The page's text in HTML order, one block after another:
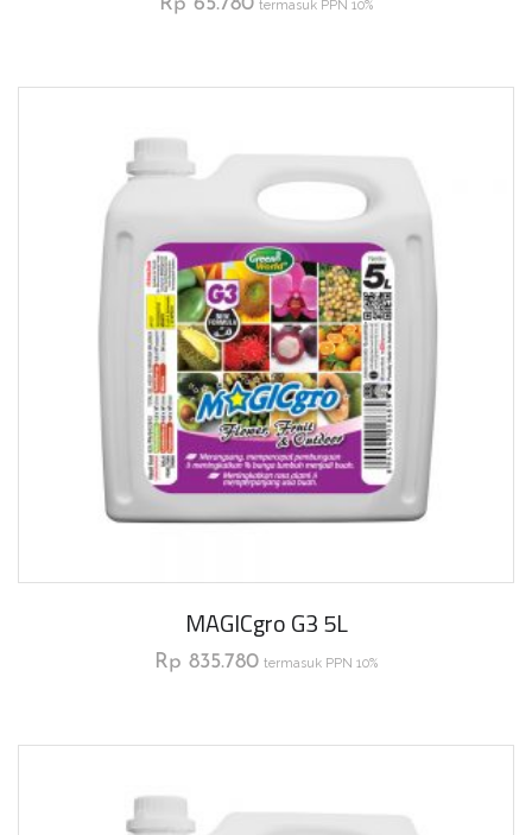
Rp 65.780 termasuk PPN 10%
MAGICgro G3 5L
Rp 835.780 termasuk PPN 10%